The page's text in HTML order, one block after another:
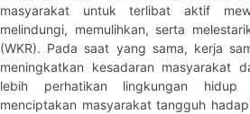
masyarakat untuk terlibat aktif
melindungi, memulihkan, serta
(WKR). Pada saat yang sama, kerja
meningkatkan kesadaran masyarakat
lebih perhatikan lingkungan
menciptakan masyarakat tangguh